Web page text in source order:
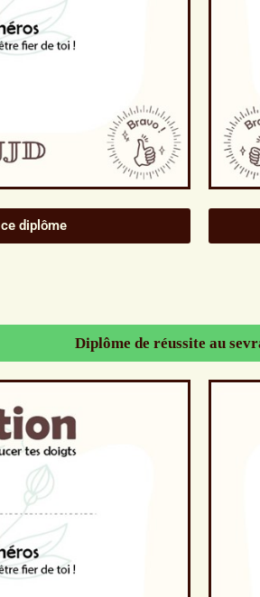
diplôme
Diplôme de réussite au